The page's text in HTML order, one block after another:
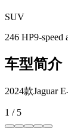
SUV
246 HP9-speed
车型简介
2024款Jaguar
1 / 5